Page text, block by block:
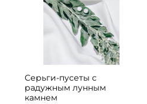
Серьги-пусеты с
радужным лунным
камнем